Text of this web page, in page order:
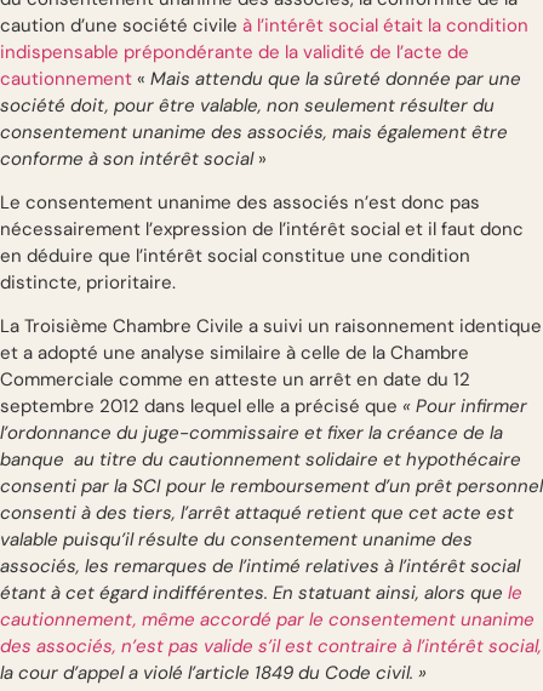
caution d’une société civile à l’intérêt social était la condition
indispensable prépondérante de la validité de l’acte de
cautionnement « Mais attendu que la sûreté donnée par une
société doit, pour être valable, non seulement résulter du
consentement unanime des associés, mais également être
conforme à son intérêt social»
Le consentement unanime des associés n’est donc pas
nécessairement l’expression de l’intérêt social et il faut donc
en déduire que l’intérêt social constitue une condition
distincte, prioritaire.
La Troisième Chambre Civile a suivi un raisonnement identique
et a adopté une analyse similaire à celle de la Chambre
Commerciale comme en atteste un arrêt en date du 12
septembre 2012 dans lequel elle a précisé que « Pour infirmer
l’ordonnance du juge-commissaire et fixer la créance de la
banque au titre du cautionnement solidaire et hypothécaire
consenti par la SCI pour le remboursement d’un prêt personnel
consenti à des tiers, l’arrêt attaqué retient que cet acte est
valable puisqu’il résulte du consentement unanime des
associés, les remarques de l’intimé relatives à l’intérêt social
étant à cet égard indifférentes. En statuant ainsi, alors que le
cautionnement, même accordé par le consentement unanime
des associés, n’est pas valide s’il est contraire à l’intérêt social,
la cour d’appel a violé l’article 1849 du Code civil. »